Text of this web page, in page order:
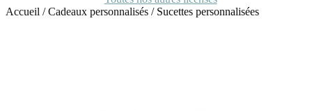
Accueil /Cadeaux personnalisés / Sucettes personnalisées